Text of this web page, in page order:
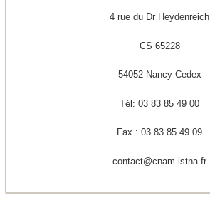
4 rue du Dr Heydenreich
CS 65228
54052 Nancy Cedex
Tél: 03 83 85 49 00
Fax : 03 83 85 49 09
contact@cnam-istna.fr